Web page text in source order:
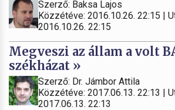
Szerző: Baksa Lajos
Közzétéve: 2016.10.26. 22:15 |
2016.10.26. 22:15
Megveszi az állam a volt
székházat »
Szerző: Dr. Jámbor Attila
Közzétéve: 2017.06.13. 22:13 |
2017.06.13. 22:13